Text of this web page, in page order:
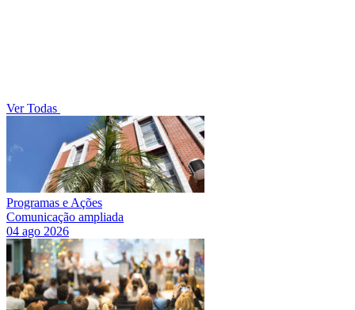
Ver Todas
Programas e Ações
Comunicação ampliada
04 ago 2026